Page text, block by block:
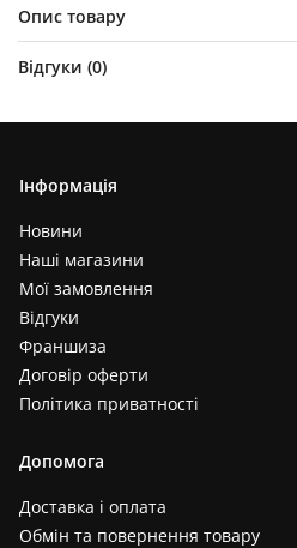
Опис товару
Відгуки (0)
Інформація
Новини
Наші магазини
Мої замовлення
Відгуки
Франшиза
Договір оферти
Політика приватності
Допомога
Доставка і оплата
Обмін та повернення товару